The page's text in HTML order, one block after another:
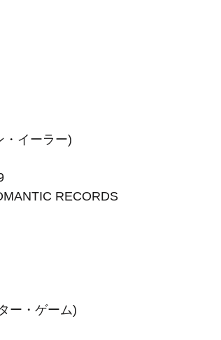
・イーラー)
RECORDS
ー・ゲーム)